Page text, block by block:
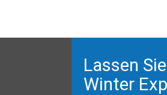
Lassen
Winter